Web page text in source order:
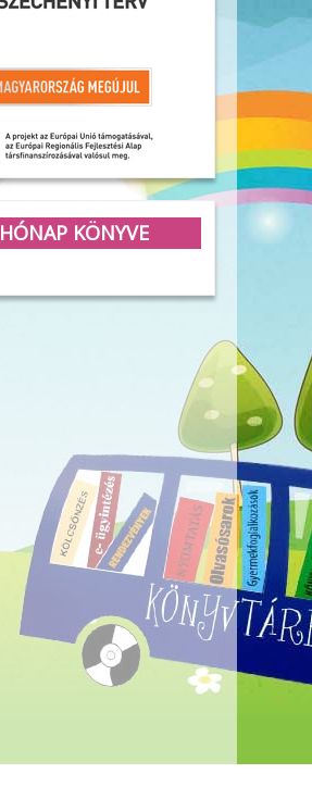
HÓNAP KÖNYVE